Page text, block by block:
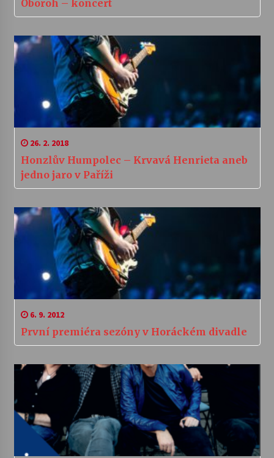
Oboroh – koncert
26. 2. 2018
Honzlův Humpolec – Krvavá Henrieta aneb
jedno jaro v Paříži
6. 9. 2012
První premiéra sezóny v Horáckém divadle